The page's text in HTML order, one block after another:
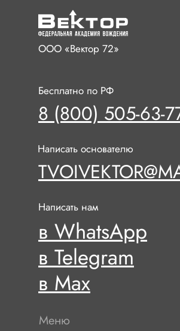
ООО «Вектор 72»
8 (800) 505-63-
Бесплатно по РФ
Меню
в WhatsApp
Написать нам
в Telegram
в Max
Написать основателю